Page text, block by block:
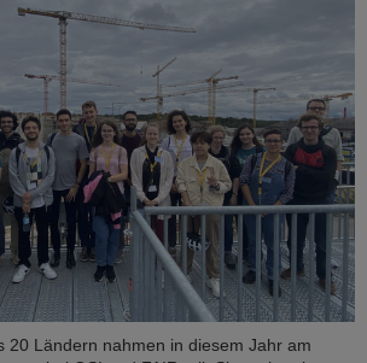
20 Ländern nahmen in diesem Jahr am